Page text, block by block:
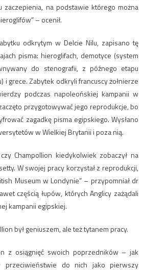
zaczepienia, na podstawie którego można
– ocenił.
odkrytym w Delcie Nilu, zapisano tę
pisma: hieroglifach, demotyce (system
do stenografii, z późnego etapu
i grece. Zabytek odkryli francuscy żołnierze
podczas napoleońskiej kampanii w
przygotowywać jego reprodukcje, bo
zagadkę pisma egipskiego. Wysłano
w Wielkiej Brytanii i poza nią.
Champollion kiedykolwiek zobaczył na
W swojej pracy korzystał z reprodukcji,
Museum w Londynie” – przypomniał dr
częścią łupów, których Anglicy zażądali
kampanii egipskiej.
był geniuszem, ale też tytanem pracy.
z osiągnięć swoich poprzedników – jak
przeciwieństwie do nich jako pierwszy